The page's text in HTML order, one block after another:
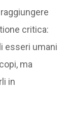
critica:
esseri umani
ma
in